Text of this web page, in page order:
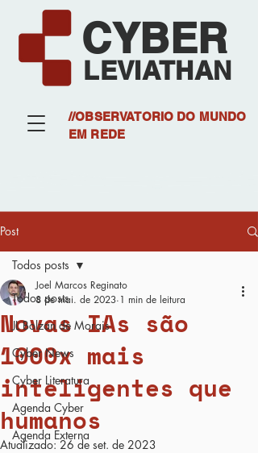
CYBER
LEVIATHAN
//OBSERVATORIO DO MUNDO
EM REDE
Post
Todos posts
JL Bolzan de Morais
Cyber News
Cyber Literatura
Agenda Cyber
Agenda Externa
Todos posts
Novas IAs são
1000x mais
inteligentes que
humanos
Joel Marcos Reginato
8 de mai. de 2023 1 min de leitura
Atualizado:26 de set. de 2023